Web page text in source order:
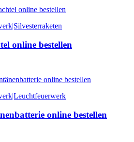
online bestellen
online bestellen